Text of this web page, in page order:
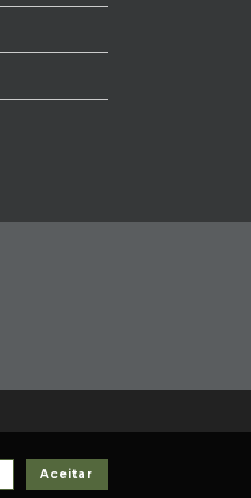
Aceitar